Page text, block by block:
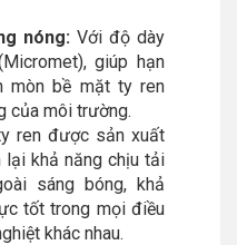
nóng: Với độ dày
giúp hạn
mòn bề mặt ty ren
của môi trường.
ren được sản xuất
khả năng chịu tải
sáng bóng, khả
tốt trong mọi điều
khác nhau.